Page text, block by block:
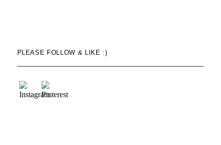
PLEASE FOLLOW & LIKE :)